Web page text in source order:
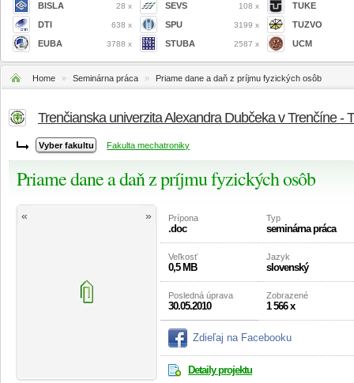
BISLA 28 x
DTI 638 x
EUBA 3788 x
SEVS 108 x
SPU 3199 x
STUBA 2587 x
TUKE
TUZVO
UCM
Home » Seminárna práca » Priame dane a daň z príjmu fyzických osôb
Trenčianska univerzita Alexandra Dubčeka v Trenčíne -
Fakulta mechatroniky
Priame dane a daň z príjmu fyzických osôb
« » Prípona
.doc
Typ
seminárna práca
Veľkosť
0,5 MB
Jazyk
slovenský
Posledná úprava
30.05.2010
Zobrazené
1 566 x
Zdieľaj na Facebooku
Detaily projektu